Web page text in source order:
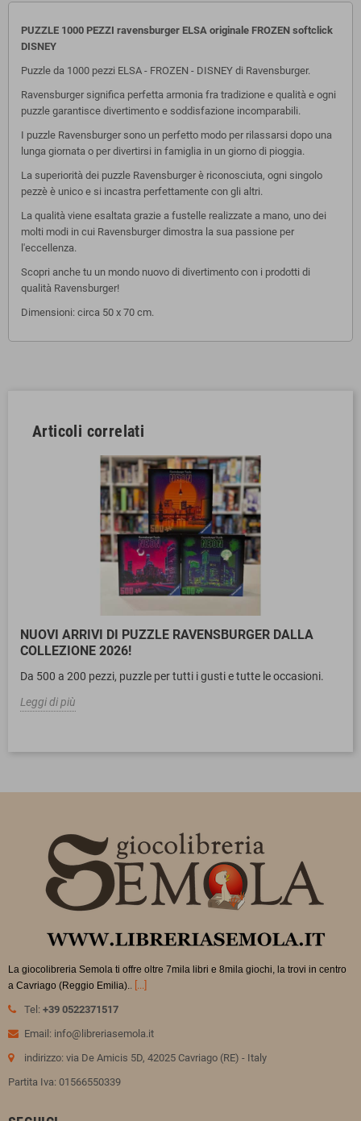
PUZZLE 1000 PEZZI ravensburger ELSA originale FROZEN softclick
DISNEY
Puzzle da 1000 pezzi ELSA - FROZEN - DISNEY di Ravensburger.
Ravensburger significa perfetta armonia fra tradizione e qualità e ogni
puzzle garantisce divertimento e soddisfazione incomparabili.
I puzzle Ravensburger sono un perfetto modo per rilassarsi dopo una
lunga giornata o per divertirsi in famiglia in un giorno di pioggia.
La superiorità dei puzzle Ravensburger è riconosciuta, ogni singolo
pezzè è unico e si incastra perfettamente con gli altri.
La qualità viene esaltata grazie a fustelle realizzate a mano, uno dei
molti modi in cui Ravensburger dimostra la sua passione per
l'eccellenza.
Scopri anche tu un mondo nuovo di divertimento con i prodotti di
qualità Ravensburger!
Dimensioni: circa 50 x 70 cm.
Articoli correlati
NUOVI ARRIVI DI PUZZLE RAVENSBURGER DALLA
COLLEZIONE 2026!
Da 500 a 200 pezzi, puzzle per tutti i gusti e tutte le occasioni.
Leggi di più
La giocolibreria Semola ti offre oltre 7mila libri e 8mila giochi, la trovi in centro
a Cavriago (Reggio Emilia). . [...]
Tel: +39 0522371517
Email: info@libreriasemola.it
indirizzo: via De Amicis 5D, 42025 Cavriago (RE) - Italy
Partita Iva: 01566550339